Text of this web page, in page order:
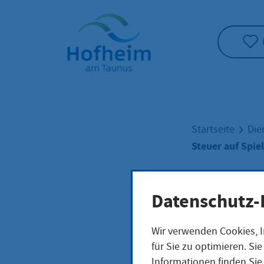
Startseite"
Startseite
Steuer auf
und
Wir verwenden
für Sie zu optimieren.